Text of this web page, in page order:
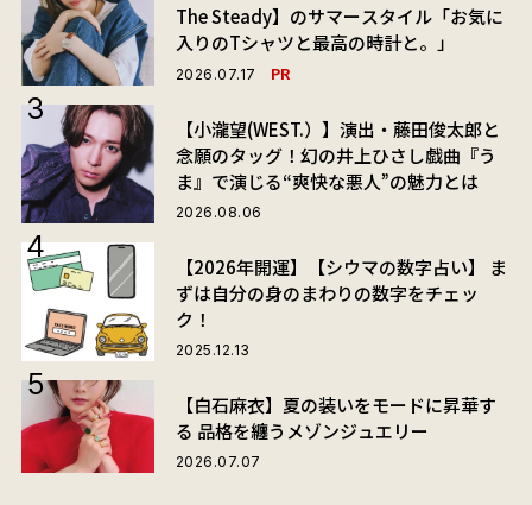
The Steady】のサマースタイル「お気に
入りのTシャツと最高の時計と。」
2026.07.17 PR
【小瀧望(WEST.）】演出・藤田俊太郎と
念願のタッグ！幻の井上ひさし戯曲『う
ま』で演じる“爽快な悪人”の魅力とは
2026.08.06
【2026年開運】【シウマの数字占い】 ま
ずは自分の身のまわりの数字をチェッ
ク！
2025.12.13
【白石麻衣】夏の装いをモードに昇華す
る 品格を纏うメゾンジュエリー
2026.07.07